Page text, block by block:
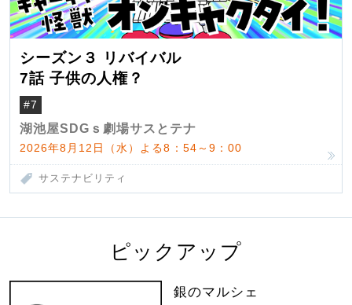
シーズン３ リバイバル
7話 子供の人権？
#7
湖池屋SDGｓ劇場サスとテナ
2026年8月12日（水）よる8：54～9：00
サステナビリティ
ピックアップ
銀のマルシェ